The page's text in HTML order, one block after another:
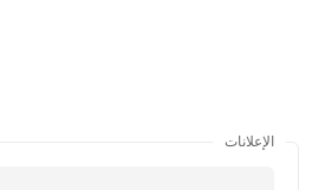
الإعلانات